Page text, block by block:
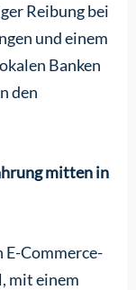
Reibung bei
und einem
Banken
den
mitten in
Commerce-
mit einem